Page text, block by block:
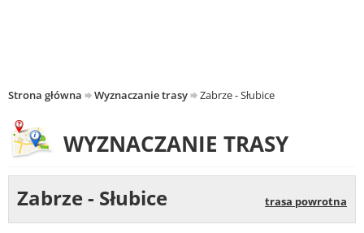
Strona główna Wyznaczanie trasy Zabrze - Słubice
WYZNACZANIE TRASY
Zabrze - Słubice trasa powrotna